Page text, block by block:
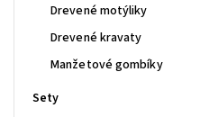
Drevené motýliky
Drevené kravaty
Manžetové gombíky
Sety